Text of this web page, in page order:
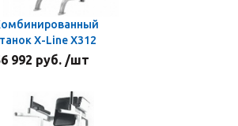
X-Line Х312
992 руб. /шт